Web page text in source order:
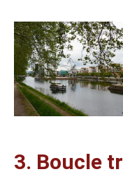
3. Boucle